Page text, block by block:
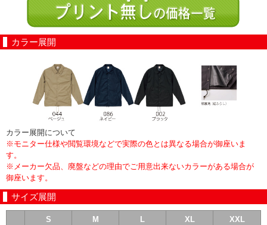
カラー展開
カラー展開について
※モニター仕様や閲覧環境などで実際の色とは異なる場合が御座いま
す。
※メーカー欠品、廃盤などの理由でご用意出来ないカラーがある場合が
御座います。
サイズ展開
S M L XL
XXL